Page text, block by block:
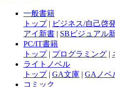
一般書籍
トップ| ビジネス/自己啓
アイ新書 | SBビジュアル
PC/IT書籍
トップ| プログラミング |
ライトノベル
トップ| GA文庫 | GAノベ
コミック